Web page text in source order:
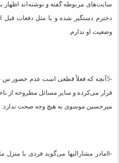
سایت‌های مربوطه گفته و نوشته‌اند
دخترم دستگیر شده و یا مثل دفعات قبل
وضعیت او ندارم.
5- آنچه که فعلاً قطعی است عدم حضور س
فرار می‌کرده و سایر مسائل مطروحه از
میرحسین موسوی به هیچ وجه صحت ندارد.
8-مادر مشاراليها می‌گوید فردی با